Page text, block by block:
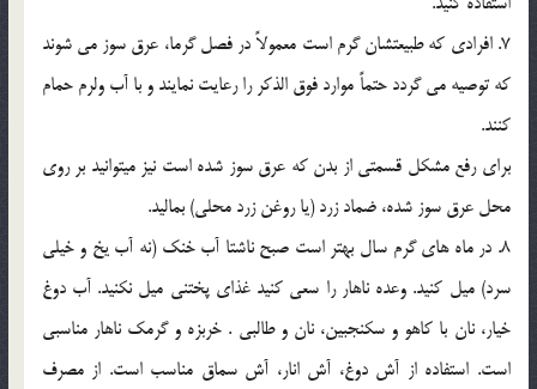
7. افرادی که طبیعتشان گرم است معمولاً در فصل گرما، عرق سوز می شوند
که توصیه می گردد حتماً موارد فوق الذکر را رعایت نمایند و با آب ولرم حمام
کنند.
برای رفع مشکل قسمتی از بدن که عرق سوز شده است نیز میتوانید بر روی
محل عرق سوز شده، ضماد زرد (یا روغن زرد محلی) بمالید.
8. در ماه های گرم سال بهتر است صبح ناشتا آب خنک (نه آب یخ و خیلی
سرد) میل کنید. وعده ناهار را سعی کنید غذای پختنی میل نکنید. آب دوغ
خیار، نان با کاهو و سکنجبین، نان و طالبی . خربزه و گرمک ناهار مناسبی
است. استفاده از آش دوغ، آش انار، آش سماق مناسب است. از مصرف